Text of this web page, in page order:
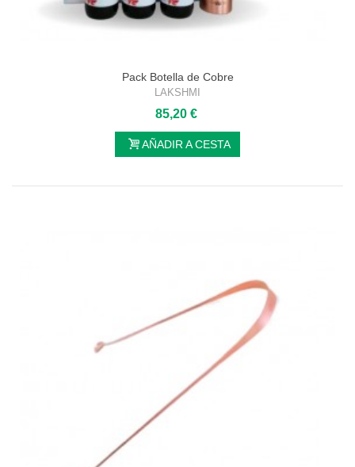
Pack Botella de Cobre
LAKSHMI
85,20 €
AÑADIR A CESTA